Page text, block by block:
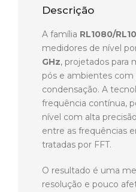
Descrição
A família RL1080/
medidores de nível
GHz, projetados para
pós e ambientes com
condensação. A
frequência contínua,
nível com alta
entre as frequências
tratadas por FFT.
O resultado é uma
resolução e pouco